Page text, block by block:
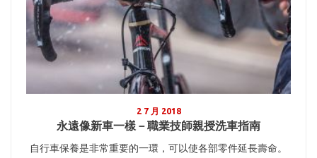
2 7 月 2018
永遠像新車一樣－職業技師親授洗車指南
自行車保養是非常重要的一環，可以使各部零件延長壽命。